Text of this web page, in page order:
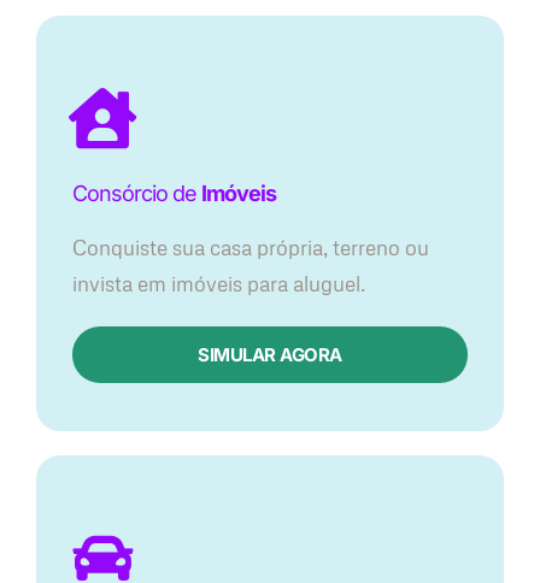
Consórcio de Imóveis
Conquiste sua casa própria, terreno ou
invista em imóveis para aluguel.
SIMULAR AGORA​